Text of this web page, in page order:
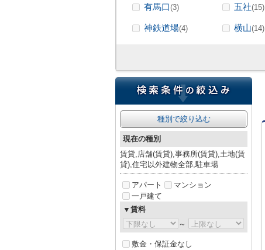
有馬口(3) 五社(15)
神鉄道場(4) 横山(14)
種別で絞り込む
現在の種別
賃貸,店舗(賃貸),事務所(賃貸),土地(賃
貸),住宅以外建物全部,駐車場
アパート
マンション
一戸建て
▼賃料
～
敷金・保証金なし